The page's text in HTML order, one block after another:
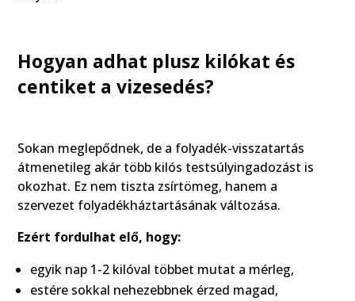
Hogyan adhat plusz kilókat és
centiket a vizesedés?
Sokan meglepődnek, de a folyadék-visszatartás
átmenetileg akár több kilós testsúlyingadozást is
okozhat. Ez nem tiszta zsírtömeg, hanem a
szervezet folyadékháztartásának változása.
Ezért fordulhat elő, hogy:
egyik nap 1-2 kilóval többet mutat a mérleg,
estére sokkal nehezebbnek érzed magad,